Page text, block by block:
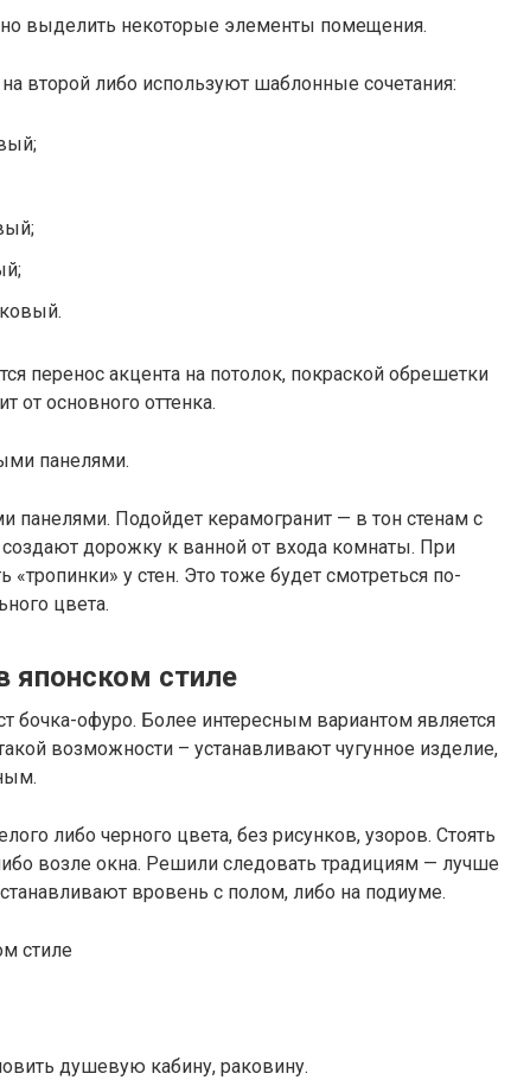
выделить некоторые элементы помещения.
второй либо используют шаблонные сочетания:
перенос акцента на потолок, покраской обрешетки
от основного оттенка.
Подойдет керамогранит — в тон стенам с
дорожку к ванной от входа комнаты. При
у стен. Это тоже будет смотреться по-
цвета.
японском стиле
бочка-офуро. Более интересным вариантом является
возможности – устанавливают чугунное изделие,
либо черного цвета, без рисунков, узоров. Стоять
возле окна. Решили следовать традициям — лучше
вровень с полом, либо на подиуме.
душевую кабину, раковину.